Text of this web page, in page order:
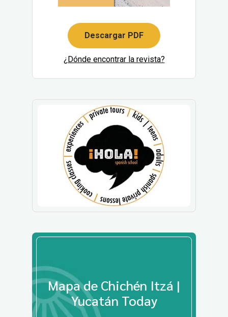
Descargar PDF
¿Dónde encontrar la revista?
Mapa de Chichén Itzá |
Yucatán Today